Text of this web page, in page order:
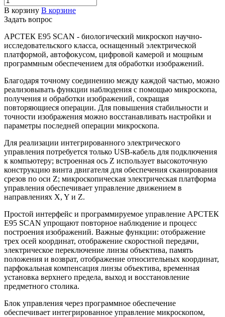
В корзину В корзине
Задать вопрос
АРСТЕК E95 SCAN - биологический микроскоп научно-
исследовательского класса, оснащенный электрической
платформой, автофокусом, цифровой камерой и мощным
программным обеспечением для обработки изображений.
Благодаря точному соединению между каждой частью, можно
реализовывать функции наблюдения с помощью микроскопа,
получения и обработки изображений, сокращая
повторяющиеся операции. Для повышения стабильности и
точности изображения можно восстанавливать настройки и
параметры последней операции микроскопа.
Для реализации интегрированного электрического
управления потребуется только USB-кабель для подключения
к компьютеру; встроенная ось Z использует высокоточную
конструкцию винта двигателя для обеспечения сканирования
срезов по оси Z; микроскопическая электрическая платформа
управления обеспечивает управление движением в
направлениях X, Y и Z.
Простой интерфейс и программируемое управление АРСТЕК
E95 SCAN упрощают повторное наблюдение и процесс
построения изображений. Важные функции: отображение
трех осей координат, отображение скоростной передачи,
электрическое переключение линзы объектива, память
положения и возврат, отображение относительных координат,
парфокальная компенсация линзы объектива, временная
установка верхнего предела, выход и восстановление
предметного столика.
Блок управления через программное обеспечение
обеспечивает интегрированное управление микроскопом,